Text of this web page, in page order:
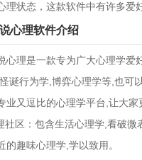
理状态，这款软件中有许多爱
心理软件介绍
心理是一款专为广大心理学爱
诞行为学,博弈心理学等,也可
业又逗比的心理学平台,让大家
社区：包含生活心理学,看破
的趣味心理学,学以致用。